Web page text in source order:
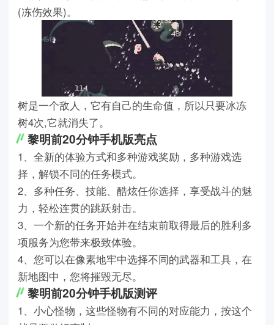
(冻伤效果)。
树是一个敌人，它有自己的生命值，所以只要冰冻
树4次,它就消失了。
黎明前20分钟手机版亮点
1、全新的体验方式和多种游戏奖励，多种游戏选
择，解锁不同的任务模式。
2、多种任务、技能、酷炫任你选择，享受战斗的魅
力，轻松连贯的跳跃射击。
3、一个新的任务开始并在结束前取得最后的胜利多
项服务为您带来极致体验。
4、您可以在像素地牢中选择不同的武器和工具，在
新地图中，您将摧毁无尽。
黎明前20分钟手机版测评
1、小心怪物，这些怪物有不同的对应能力，按这个